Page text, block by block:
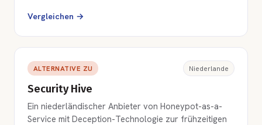
Vergleichen →
ALTERNATIVE ZU Niederlande
Security Hive
Ein niederländischer Anbieter von Honeypot-as-a-
Service mit Deception-Technologie zur frühzeitigen